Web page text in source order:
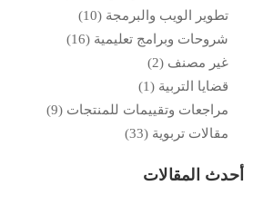
تطوير الويب والبرمجة (10)
شروحات وبرامج تعليمية (16)
غير مصنف (2)
قضايا التربية (1)
مراجعات وتقييمات للمنتجات (9)
مقالات تربوية (33)
أحدث المقالات